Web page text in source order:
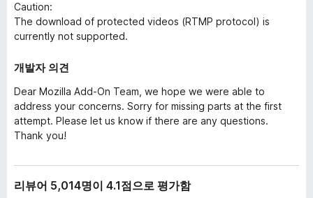
Caution:
The download of protected videos (RTMP protocol) is
currently not supported.
개발자 의견
Dear Mozilla Add-On Team, we hope we were able to
address your concerns. Sorry for missing parts at the first
attempt. Please let us know if there are any questions.
Thank you!
리뷰어 5,014명이 4.1점으로 평가함